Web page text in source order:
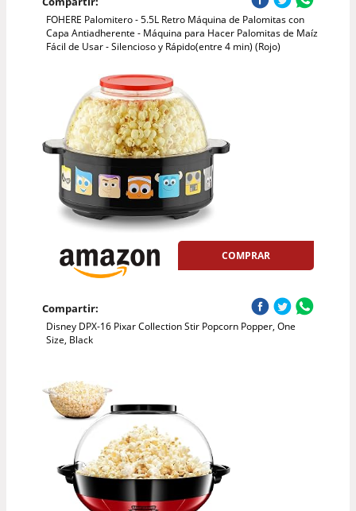
FOHERE Palomitero - 5.5L Retro Máquina de Palomitas con
Capa Antiadherente - Máquina para Hacer Palomitas de Maíz
Fácil de Usar - Silencioso y Rápido(entre 4 min) (Rojo)
COMPRAR
Compartir:
Disney DPX-16 Pixar Collection Stir Popcorn Popper, One
Size, Black